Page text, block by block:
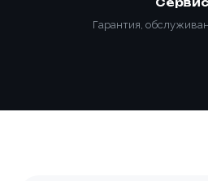
Гарантия,